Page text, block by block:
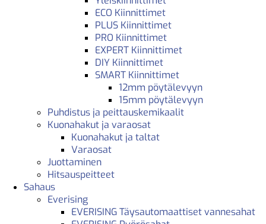
ECO Kiinnittimet
PLUS Kiinnittimet
PRO Kiinnittimet
EXPERT Kiinnittimet
DIY Kiinnittimet
SMART Kiinnittimet
12mm pöytälevyyn
15mm pöytälevyyn
Puhdistus ja peittauskemikaalit
Kuonahakut ja varaosat
Kuonahakut ja taltat
Varaosat
Juottaminen
Hitsauspeitteet
Sahaus
Everising
EVERISING Täysautomaattiset vannesahat